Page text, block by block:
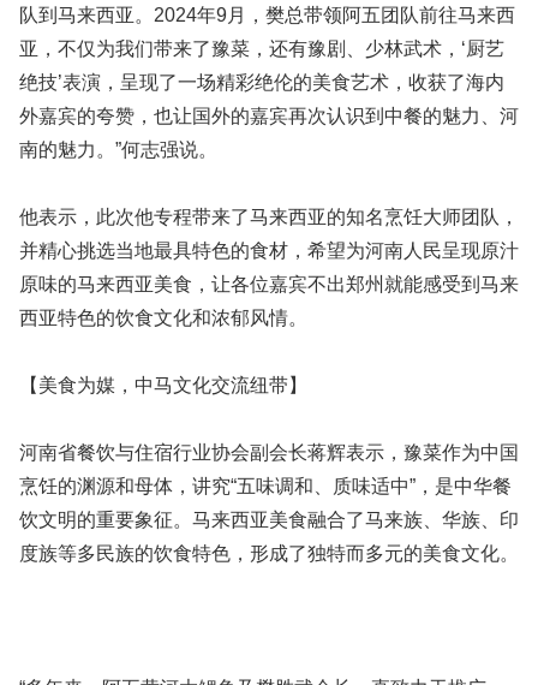
队到马来西亚。2024年9月，樊总带领阿五团队前往马来西
亚，不仅为我们带来了豫菜，还有豫剧、少林武术，‘厨艺
绝技’表演，呈现了一场精彩绝伦的美食艺术，收获了海内
外嘉宾的夸赞，也让国外的嘉宾再次认识到中餐的魅力、河
南的魅力。”何志强说。
他表示，此次他专程带来了马来西亚的知名烹饪大师团队，
并精心挑选当地最具特色的食材，希望为河南人民呈现原汁
原味的马来西亚美食，让各位嘉宾不出郑州就能感受到马来
西亚特色的饮食文化和浓郁风情。
【美食为媒，中马文化交流纽带】
河南省餐饮与住宿行业协会副会长蒋辉表示，豫菜作为中国
烹饪的渊源和母体，讲究“五味调和、质味适中”，是中华餐
饮文明的重要象征。马来西亚美食融合了马来族、华族、印
度族等多民族的饮食特色，形成了独特而多元的美食文化。